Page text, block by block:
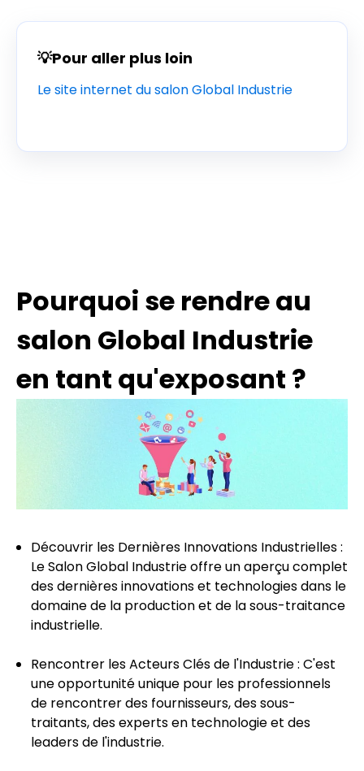
💡Pour aller plus loin
Le site internet du salon Global Industrie
Pourquoi se rendre au
salon Global Industrie
en tant qu'exposant ?
Découvrir les Dernières Innovations Industrielles :
Le Salon Global Industrie offre un aperçu complet
des dernières innovations et technologies dans le
domaine de la production et de la sous-traitance
industrielle.
Rencontrer les Acteurs Clés de l'Industrie : C'est
une opportunité unique pour les professionnels
de rencontrer des fournisseurs, des sous-
traitants, des experts en technologie et des
leaders de l'industrie.